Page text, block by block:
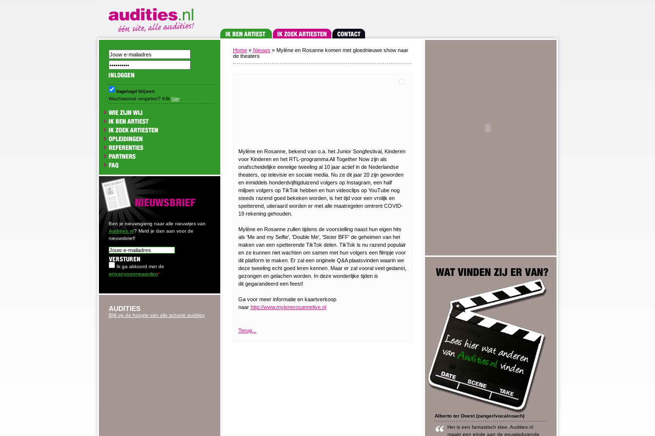
Ingelogd blijven
Wachtwoord vergeten? Klik hier.
Ben je nieuwsgierig naar alle nieuwtjes van
Audities.nl? Meld je dan aan voor de
nieuwsbrief!
Ik ga akkoord met de
privacyvoorwaarden*
AUDITIES
Blijf op de hoogte van alle actuele audities
Home » Nieuws » Mylène en Rosanne komen met gloednieuwe show naar
de theaters
Mylène en Rosanne, bekend van o.a. het Junior Songfestival, Kinderen
voor Kinderen en het RTL-programma All Together Now zijn als
onafscheidelijke eeneiige tweeling al 10 jaar actief in de Nederlandse
theaters, op televisie en sociale media. Nu ze dit jaar 20 zijn geworden
en inmiddels honderdvijftigduizend volgers op Instagram, een half
miljoen volgers op TikTok hebben en hun videoclips op YouTube nog
steeds razend goed bekeken worden, is het tijd voor een vrolijk en
spetterend, uiteraard worden er met alle maatregelen omtrent COVID-
19 rekening gehouden.
Mylène en Rosanne zullen tijdens de voorstelling naast hun eigen hits
als 'Me and my Selfie', 'Double Me', 'Sister BFF' de geheimen van het
maken van een spetterende TikTok delen. TikTok is nu razend populair
en ze kunnen niet wachten om samen met hun volgers een filmpje voor
dit platform te maken. Er zal een originele Q&A plaatsvinden waarin we
deze tweeling echt goed leren kennen. Maar er zal vooral veel gedanst,
gezongen en gelachen worden. In deze wonderlijke tijden is
dit gegarandeerd een feest!
Ga voor meer informatie en kaartverkoop
naar http://www.mylenerosannelive.nl
Terug...
Alberto ter Doest (zanger/vocalcoach)
Het is een fantastisch idee. Audities.nl
maakt een einde aan de eeuwigdurende